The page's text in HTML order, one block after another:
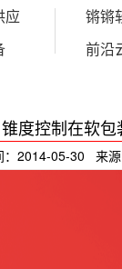
应
锵锵
前沿
锥度控制在软
：2014-05-30 来